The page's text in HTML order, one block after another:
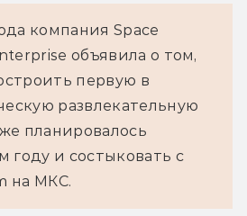
компания Space
объявила о том,
первую в
развлекательную
планировалось
году и состыковать с
на МКС.